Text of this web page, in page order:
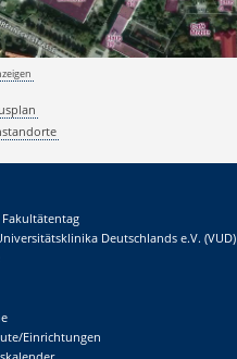
Deutschlands e.V. (VUD)
Einrichtungen